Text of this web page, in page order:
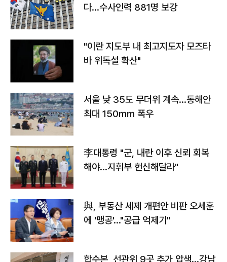
다…수사인력 881명 보강
"이란 지도부 내 최고지도자 모즈타
바 위독설 확산"
서울 낮 35도 무더위 계속…동해안
최대 150㎜ 폭우
李대통령 "군, 내란 이후 신뢰 회복
해야…지휘부 헌신해달라"
與, 부동산 세제 개편안 비판 오세훈
에 '맹공'…"공급 억제기"
합수본, 선관위 9곳 추가 압색…강남